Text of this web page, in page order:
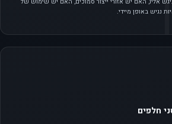
נגיש באופן מיידי.
חלפים